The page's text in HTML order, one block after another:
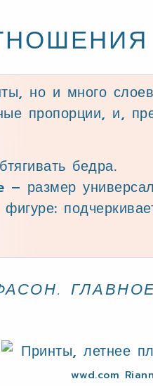
но и много
пропорции, и,
бедра.
– размер
wwd.com